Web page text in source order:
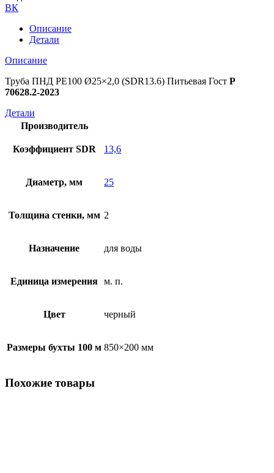
ВК
Описание
Детали
Описание
Труба ПНД РЕ100 Ø25×2,0 (SDR13.6) Питьевая Гост Р
70628.2-2023
Детали
Производитель
Коэффициент SDR 13,6
Диаметр, мм 25
Толщина стенки, мм 2
Назначение для воды
Единица измерения м. п.
Цвет черный
Размеры бухты 100 м 850×200 мм
Похожие товары